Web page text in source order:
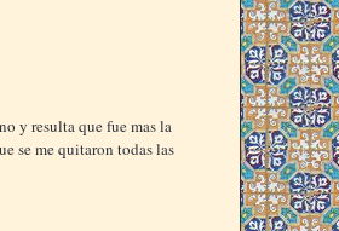
y resulta que fue mas la
se me quitaron todas las